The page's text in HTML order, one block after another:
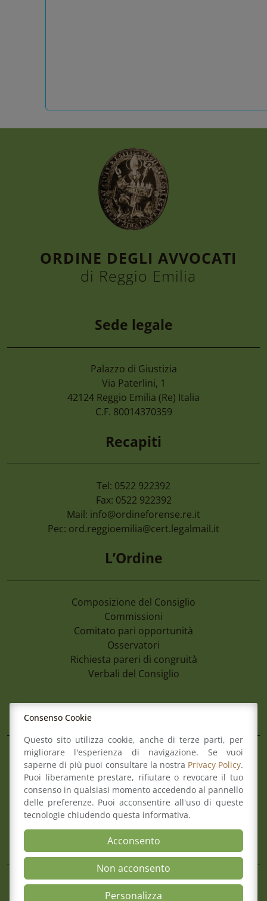
7 Agosto 2026
Camera Di Commercio Emilia –
Di Imprese Non Più Operative
7 Agosto 2026
Avviso Pubblico Per La Formazione Di
Avvocati Esterni Finalizzato Ad
Incarichi Di Patrocinio Legale A Favore
ORDINE DEGLI AVVOCATI
di Reggio Emilia
Sede legale
Palazzo di Giustizia
Via Paterlini, 1
42124 Reggio Emilia (Re) Italia
C.F. 80014370359
Recapiti
Tel: 0522 922392
Fax: 0522 922392
Mail: info@ordineforense.re.it
Pec: ord.reggioemilia@cert.legalmail.it
L’Ordine
Composizione del Consiglio
Commissioni
Comitato pari opportunità
Osservatori
Richiesta pareri di congruità
Verbali del Consiglio
Il Consiglio
Consultazione Albo
Formazione
Comitato pari opportunità
Mediazione
Organismo di composizione della crisi
Mappa del sito
Contatti
Meccanismo di Feedback
Consenso Cookie
Questo sito utilizza cookie, anche di terze parti, per
migliorare l'esperienza di navigazione. Se vuoi
saperne di più puoi consultare la nostra Privacy Policy.
Puoi liberamente prestare, rifiutare o revocare il tuo
consenso in qualsiasi momento accedendo al pannello
delle preferenze. Puoi acconsentire all'uso di queste
tecnologie chiudendo questa informativa.
Acconsento
Non acconsento
Personalizza